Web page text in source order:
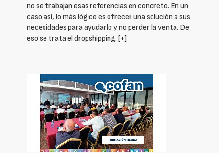
no se trabajan esas referencias en concreto. En un
caso así, lo más lógico es ofrecer una solución a sus
necesidades para ayudarlo y no perder la venta. De
eso se trata el dropshipping. [+]